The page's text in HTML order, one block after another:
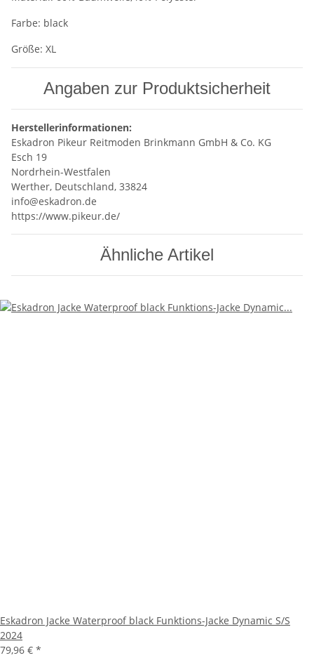
Farbe: black
Größe: XL
Angaben zur Produktsicherheit
Herstellerinformationen:
Eskadron Pikeur Reitmoden Brinkmann GmbH & Co. KG
Esch 19
Nordrhein-Westfalen
Werther, Deutschland, 33824
info@eskadron.de
https://www.pikeur.de/
Ähnliche Artikel
Eskadron Jacke Waterproof black Funktions-Jacke Dynamic S/S
2024
79,96 € *